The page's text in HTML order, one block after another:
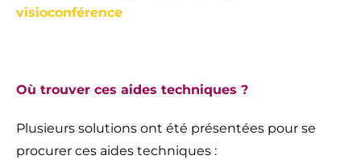
visioconférence
Où trouver ces aides techniques ?
Plusieurs solutions ont été présentées pour se
procurer ces aides techniques :